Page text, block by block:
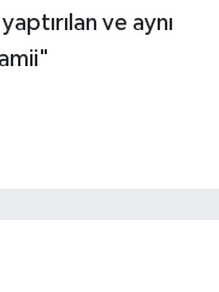
ve aynı